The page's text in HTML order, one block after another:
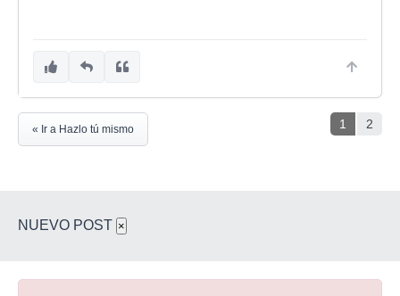
1 2
« Ir a Hazlo tú mismo
NUEVO POST ×